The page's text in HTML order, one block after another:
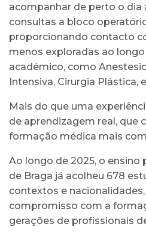
acompanhar de perto o dia
consultas a bloco
proporcionando contacto
menos exploradas ao
académico, como
Intensiva, Cirurgia Plástica,
Mais do que uma
de aprendizagem real, que
formação médica mais
Ao longo de 2025, o ensino
de Braga já acolheu 678
contextos e
compromisso com a
gerações de profissionais